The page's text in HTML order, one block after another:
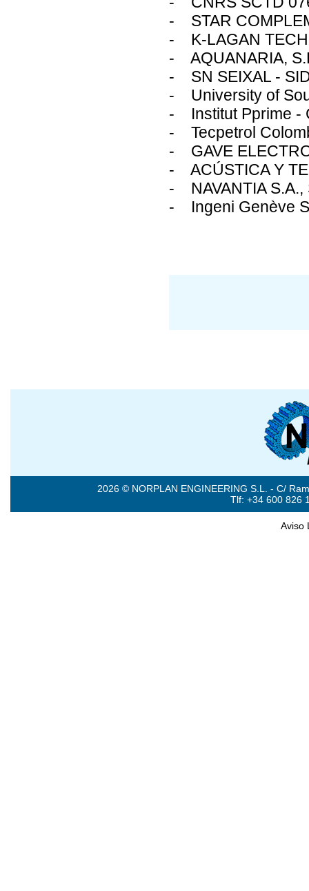
- STAR
- K-LAGAN
- AQUANARIA,
- SN SEIXAL -
- University of
- Institut Pprime -
- Tecpetrol
- GAVE
- ACÚSTICA Y
- NAVANTIA S.A.,
- Ingeni Genève
2026 © NORPLAN ENGINEERING S.L. - C/
Tlf: +34 600 826
Aviso